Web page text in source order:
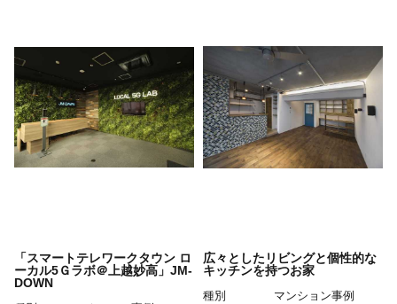
「スマートテレワークタウン ロ
ーカル5Ｇラボ＠上越妙高」JM-
DOWN
広々としたリビングと個性的な
キッチンを持つお家
種別 マンション事例